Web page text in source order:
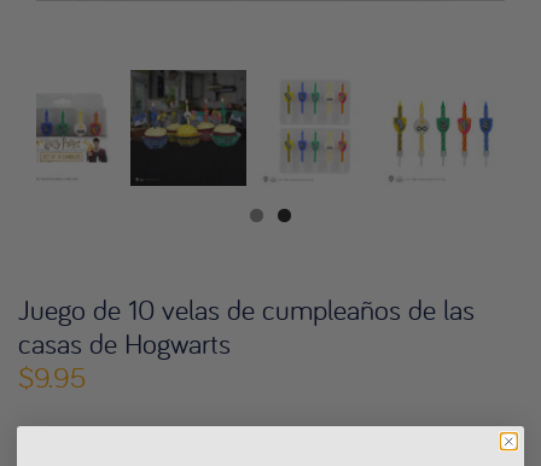
Juego de 10 velas de cumpleaños de las
casas de Hogwarts
$9.95